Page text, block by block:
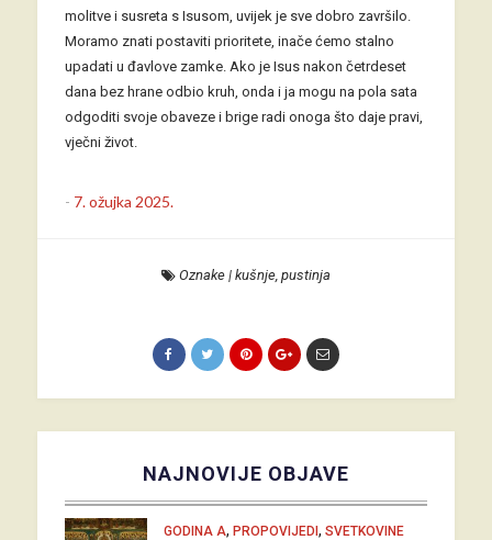
molitve i susreta s Isusom, uvijek je sve dobro završilo.
Moramo znati postaviti prioritete, inače ćemo stalno
upadati u đavlove zamke. Ako je Isus nakon četrdeset
dana bez hrane odbio kruh, onda i ja mogu na pola sata
odgoditi svoje obaveze i brige radi onoga što daje pravi,
vječni život.
- 7. ožujka 2025.
Oznake| kušnje, pustinja
NAJNOVIJE OBJAVE
GODINA A, PROPOVIJEDI, SVETKOVINE